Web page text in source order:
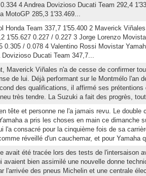
4 Andrea Dovizioso Ducati Team 292,4
MotoGP 285,3 1'33.469...
Honda Team 337,7 1'55.400 2 Maverick
1'55.627 0.227 / 0.227 3 Jorge Lorenzo
0.305 / 0.078 4 Valentino Rossi Movistar
Ducati Team 347,7...
Maverick Viñales n'a de cesse de confirmer
de lui. Déjà performant sur le Montmélo l'an
des qualifications, il affirmé ses
très tendre. La Suzuki a fait des progrès,
tête et personne ne l'a jamais revu. Le double
a pris les choses en main ce dimanche
l'a consacré pour la cinquième fois de sa
réveillé d'un cauchemar, et pour Yamaha
avait été tracée lors des tests de l'intersaison
avaient bien assimilé une nouvelle donne
l'arrivée des pneus Michelin et une centrale